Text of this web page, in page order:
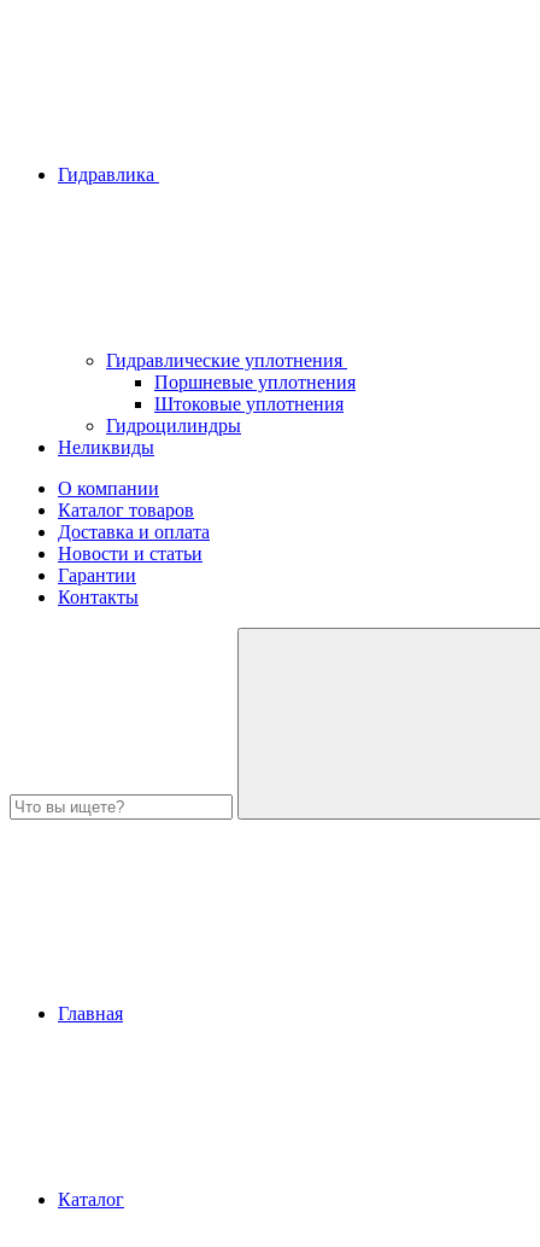
Гидравлика
Гидравлические уплотнения
Поршневые уплотнения
Штоковые уплотнения
Гидроцилиндры
Неликвиды
О компании
Каталог товаров
Доставка и оплата
Новости и статьи
Гарантии
Контакты
Главная
Каталог